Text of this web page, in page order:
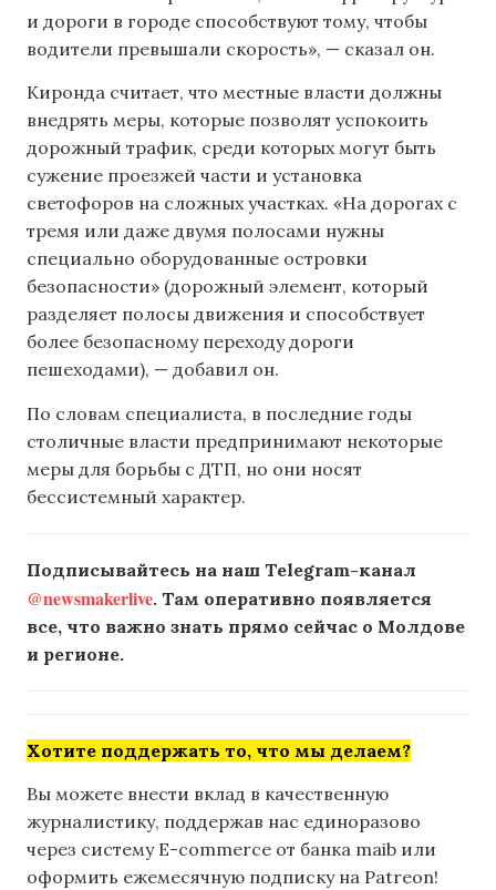
и дороги в городе способствуют тому, чтобы
водители превышали скорость», — сказал он.
Киронда считает, что местные власти должны
внедрять меры, которые позволят успокоить
дорожный трафик, среди которых могут быть
сужение проезжей части и установка
светофоров на сложных участках. «На дорогах с
тремя или даже двумя полосами нужны
специально оборудованные островки
безопасности» (дорожный элемент, который
разделяет полосы движения и способствует
более безопасному переходу дороги
пешеходами), — добавил он.
По словам специалиста, в последние годы
столичные власти предпринимают некоторые
меры для борьбы с ДТП, но они носят
бессистемный характер.
Подписывайтесь на наш Telegram-канал
@newsmakerlive. Там оперативно появляется
все, что важно знать прямо сейчас о Молдове
и регионе.
Хотите поддержать то, что мы делаем?
Вы можете внести вклад в качественную
журналистику, поддержав нас единоразово
через систему E-commerce от банка maib или
оформить ежемесячную подписку на Patreon!